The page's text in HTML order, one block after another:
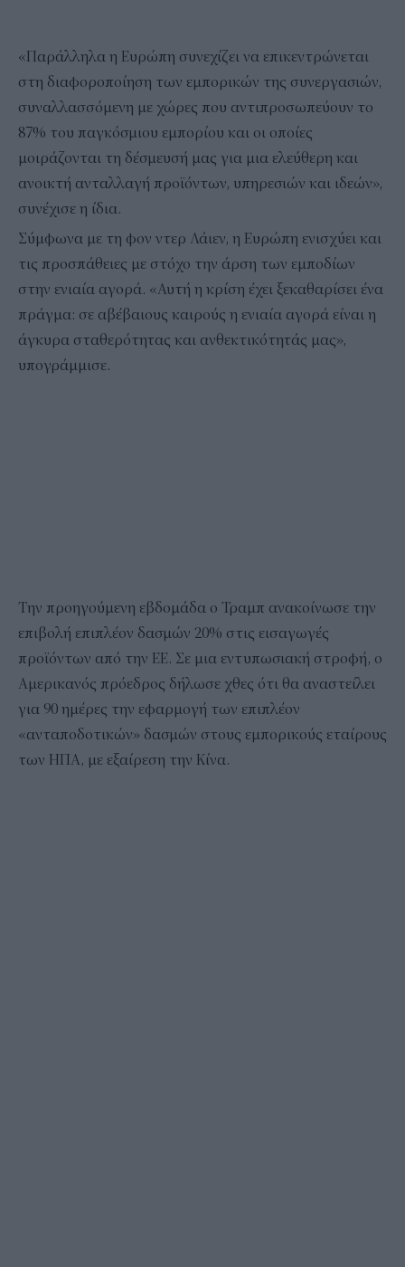
«Παράλληλα η Ευρώπη συνεχίζει να επικεντρώνεται
στη διαφοροποίηση των εμπορικών της συνεργασιών,
συναλλασσόμενη με χώρες που αντιπροσωπεύουν το
87% του παγκόσμιου εμπορίου και οι οποίες
μοιράζονται τη δέσμευσή μας για μια ελεύθερη και
ανοικτή ανταλλαγή προϊόντων, υπηρεσιών και ιδεών»,
συνέχισε η ίδια.
Σύμφωνα με τη φον ντερ Λάιεν, η Ευρώπη ενισχύει και
τις προσπάθειες με στόχο την άρση των εμποδίων
στην ενιαία αγορά. «Αυτή η κρίση έχει ξεκαθαρίσει ένα
πράγμα: σε αβέβαιους καιρούς η ενιαία αγορά είναι η
άγκυρα σταθερότητας και ανθεκτικότητάς μας»,
υπογράμμισε.
Την προηγούμενη εβδομάδα ο Τραμπ ανακοίνωσε την
επιβολή επιπλέον δασμών 20% στις εισαγωγές
προϊόντων από την ΕΕ. Σε μια εντυπωσιακή στροφή, ο
Αμερικανός πρόεδρος δήλωσε χθες ότι θα αναστείλει
για 90 ημέρες την εφαρμογή των επιπλέον
«ανταποδοτικών» δασμών στους εμπορικούς εταίρους
των ΗΠΑ, με εξαίρεση την Κίνα.